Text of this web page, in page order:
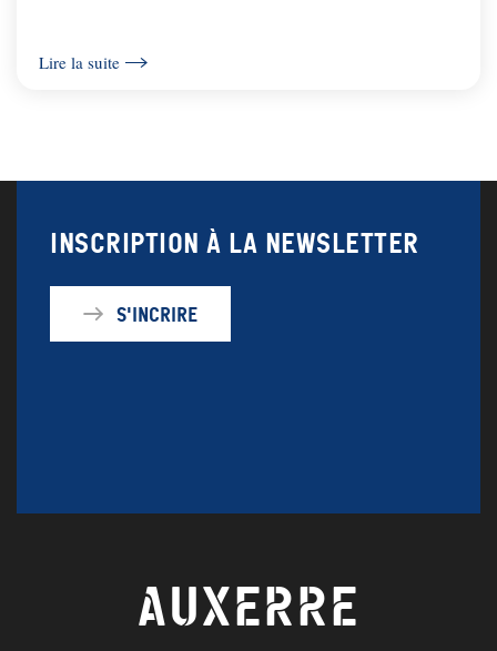
Lire la suite
Inscription à la newsletter
S'incrire
AUXERRE